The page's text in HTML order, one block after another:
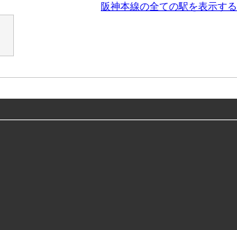
阪神本線の全ての駅を表示する